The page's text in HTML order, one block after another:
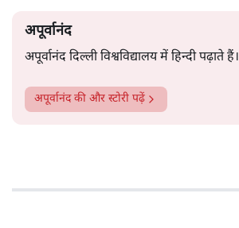
अपूर्वानंद
अपूर्वानंद दिल्ली विश्वविद्यालय में हिन्दी पढ़ाते हैं।
अपूर्वानंदकी और स्टोरी पढ़ें